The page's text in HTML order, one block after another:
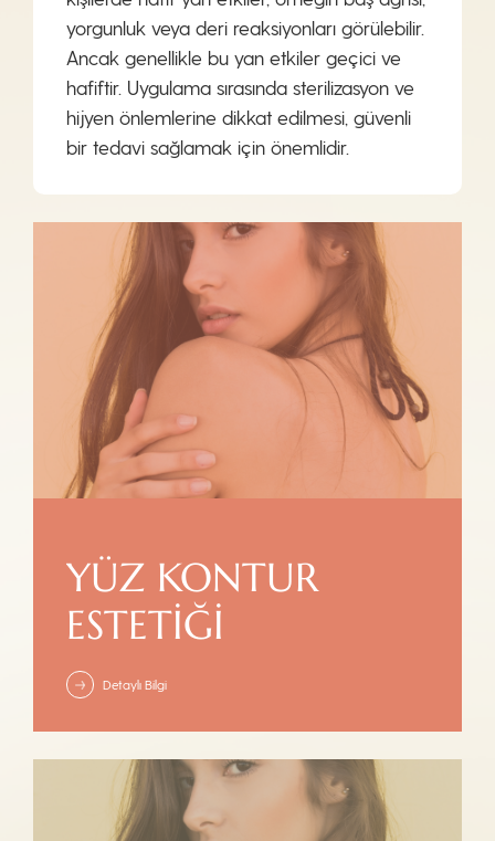
yorgunluk veya deri reaksiyonları görülebilir.
Ancak genellikle bu yan etkiler geçici ve
hafiftir. Uygulama sırasında sterilizasyon ve
hijyen önlemlerine dikkat edilmesi, güvenli
bir tedavi sağlamak için önemlidir.
YÜZ KONTUR
ESTETIĞI
Detaylı Bilgi